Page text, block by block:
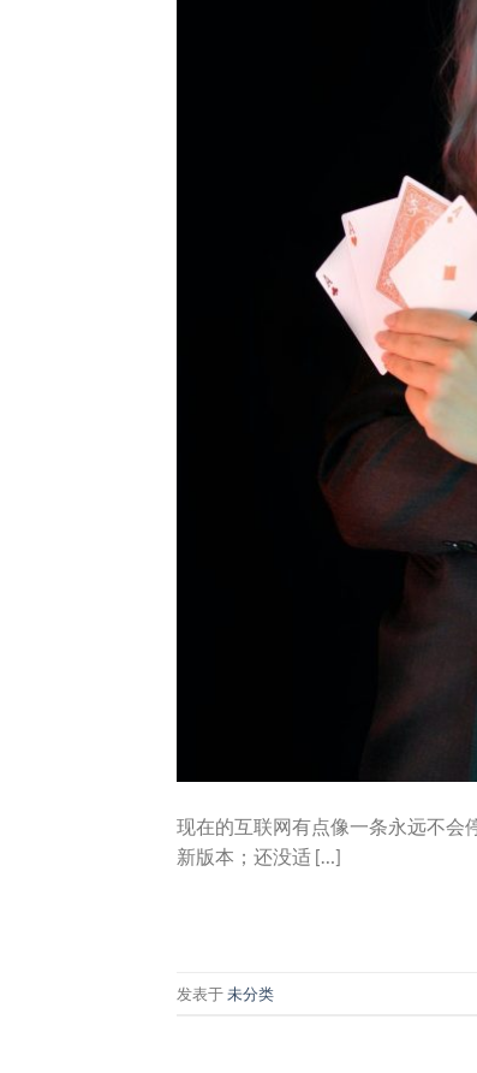
现在的互联网有点像一条永远不会
新版本；还没适 […]
发表于未分类